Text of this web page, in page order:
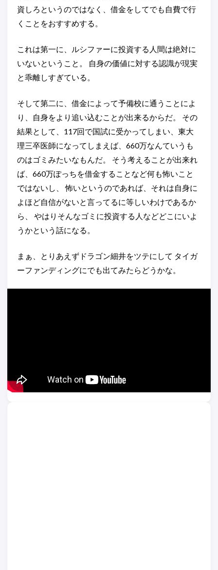
資しろというのではなく、借金をしてでも自費で行
くことをおすすめする。
これは第一に、ルシファーに投資する人間は絶対に
いないということ。 自身の価値に対する認識が現実
と乖離しすぎている。
そして第二に、借金によって予備校に通うことによ
り、自身をより追い込むことが出来るからだ。 その
結果として、117回で国試に受かってしまい、東大
理三卒医師になってしまえば、660万なんていうも
のはゴミみたいなもんだ。 そう考えることが出来れ
ば、660万ぽっちを借金することなど何も怖いこと
ではないし、 怖いというのであれば、それは自身に
よほど自信がないと言ってるに等しいわけであるか
ら、 やはりそんなゴミに投資する人などどこにいよ
うかという話になる。
まぁ、とりあえずドラゴン細井をツテにして タイガ
ーファンディングにでも出てみたらどうかな。